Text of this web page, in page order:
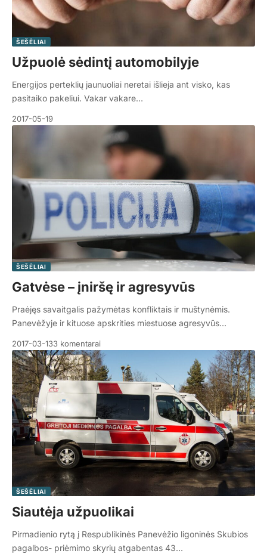
ŠEŠĖLIAI
Užpuolė sėdintį automobilyje
Energijos perteklių jaunuoliai neretai išlieja ant visko, kas
pasitaiko pakeliui. Vakar vakare…
2017-05-19
ŠEŠĖLIAI
Gatvėse – įniršę ir agresyvūs
Praėjęs savaitgalis pažymėtas konfliktais ir muštynėmis.
Panevėžyje ir kituose apskrities miestuose agresyvūs…
2017-03-133 komentarai
ŠEŠĖLIAI
Siautėja užpuolikai
Pirmadienio rytą į Respublikinės Panevėžio ligoninės Skubios
pagalbos- priėmimo skyrių atgabentas 43…